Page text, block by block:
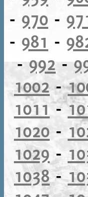
- 970 -
- 981 -
-992-
1002-
1011-
1020 -
1029 -
1038-